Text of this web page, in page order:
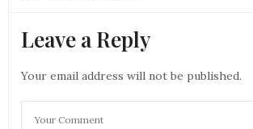
Leave a Reply
Your email address will not be published.